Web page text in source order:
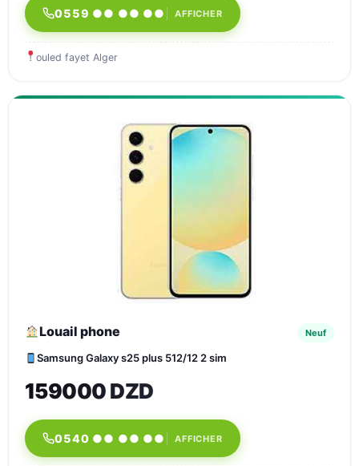
0559 ●● ●● ●● AFFICHER
ouled fayet Alger
Louail phone Neuf
Samsung Galaxy s25 plus 512/12 2 sim
159000 DZD
0540 ●● ●● ●● AFFICHER